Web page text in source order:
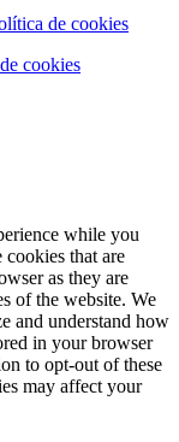
de cookies
cookies
while you
that are
as they are
of the website. We
and understand how
in your browser
to opt-out of these
may affect your